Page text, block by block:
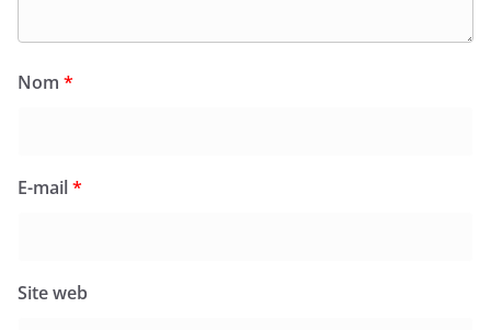
Nom *
E-mail*
Site web